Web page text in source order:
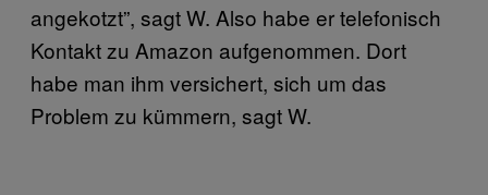
angekotzt”, sagt W. Also habe er telefonisch
Kontakt zu Amazon aufgenommen. Dort
habe man ihm versichert, sich um das
Problem zu kümmern, sagt W.